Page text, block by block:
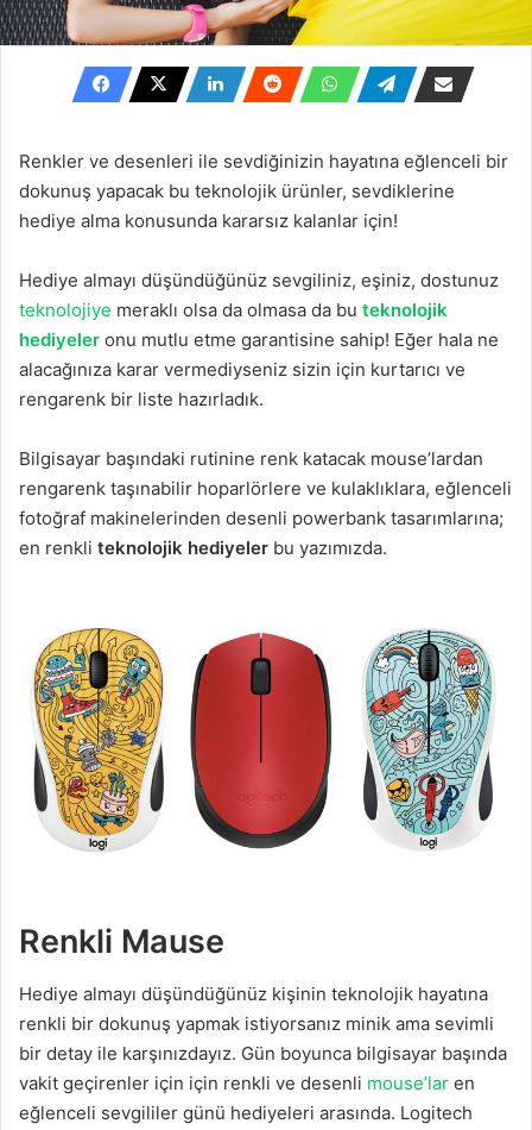
Renkler ve desenleri ile sevdiğinizin hayatına eğlenceli bir
dokunuş yapacak bu teknolojik ürünler, sevdiklerine
hediye alma konusunda kararsız kalanlar için!
Hediye almayı düşündüğünüz sevgiliniz, eşiniz, dostunuz
teknolojiye meraklı olsa da olmasa da bu teknolojik
hediyeler onu mutlu etme garantisine sahip! Eğer hala ne
alacağınıza karar vermediyseniz sizin için kurtarıcı ve
rengarenk bir liste hazırladık.
Bilgisayar başındaki rutinine renk katacak mouse’lardan
rengarenk taşınabilir hoparlörlere ve kulaklıklara, eğlenceli
fotoğraf makinelerinden desenli powerbank tasarımlarına;
en renkli teknolojik hediyeler bu yazımızda.
Renkli Mause
Hediye almayı düşündüğünüz kişinin teknolojik hayatına
renkli bir dokunuş yapmak istiyorsanız minik ama sevimli
bir detay ile karşınızdayız. Gün boyunca bilgisayar başında
vakit geçirenler için için renkli ve desenli mouse’lar en
eğlenceli sevgililer günü hediyeleri arasında. Logitech